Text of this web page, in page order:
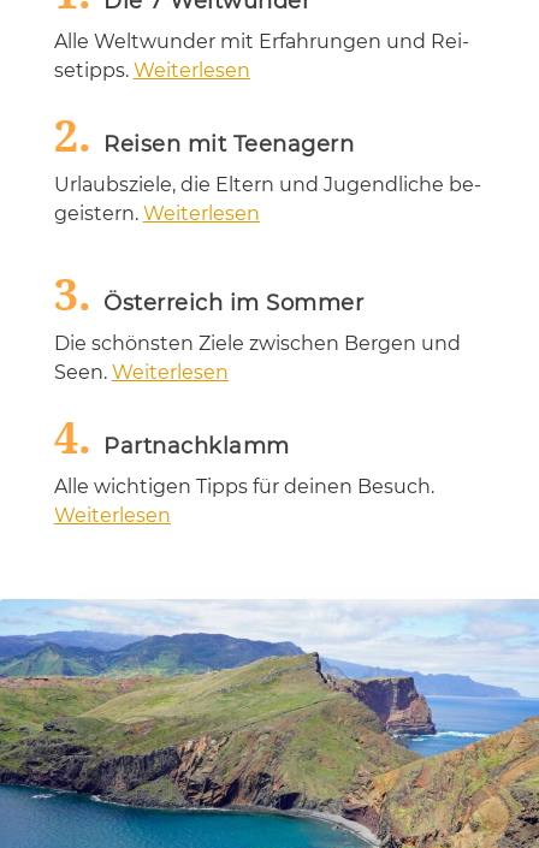
Alle Welt­wun­der mit Er­fah­run­gen und Rei­
se­tipps. Weiterlesen
2. Reisen mit Teenagern
Ur­laubs­zie­le, die El­tern und Ju­gend­li­che be­
geis­tern. Weiterlesen
3. Österreich im Sommer
Die schöns­ten Zie­le zwi­schen Ber­gen und
Seen. Weiterlesen
4. Partnachklamm
Alle wich­ti­gen Tipps für dei­nen Be­such.
Weiterlesen